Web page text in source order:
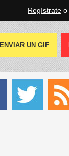
Regístrate o
ENVIAR UN GIF